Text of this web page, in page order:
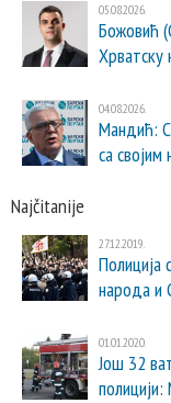
05.08.2026.
Божовић
Хрватску
04.08.2026.
Мандић:
са
Najčitanije
27.12.2019.
Полиција
народа и
01.01.2020.
Још 32